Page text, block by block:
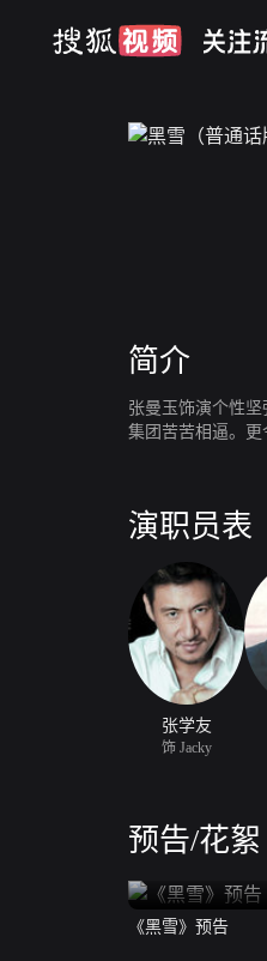
简介
张曼玉饰演个性
集团苦苦相逼。
演职员表
张学友
饰 Jacky
预告/花絮
《黑雪》预告